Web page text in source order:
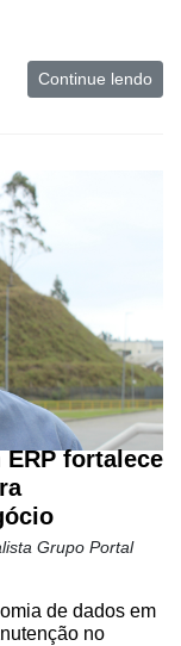
Continue lendo
ERP fortalece
Grupo Portal
de dados em
no